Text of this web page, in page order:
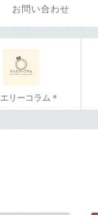
お問い合わせ
リーコラム＊